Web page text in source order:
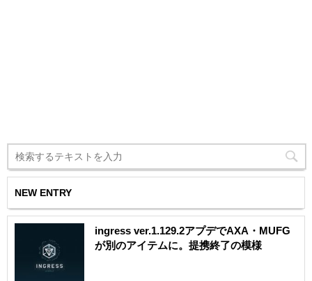
NEW ENTRY
ingress ver.1.129.2アプデでAXA・MUFG
が別のアイテムに。提携終了の模様